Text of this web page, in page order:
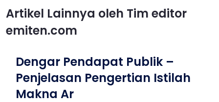
Artikel Lainnya oleh Tim editor
emiten.com
Dengar Pendapat Publik –
Penjelasan Pengertian Istilah
Makna Ar